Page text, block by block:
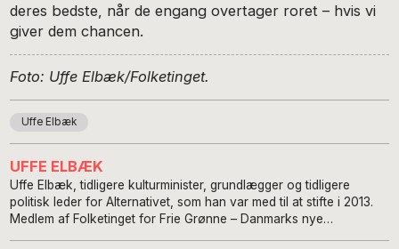
deres bedste, når de engang overtager roret – hvis vi
giver dem chancen.
Foto: Uffe Elbæk/Folketinget.
Uffe Elbæk
UFFE ELBÆK
Uffe Elbæk, tidligere kulturminister, grundlægger og tidligere
politisk leder for Alternativet, som han var med til at stifte i 2013.
Medlem af Folketinget for Frie Grønne – Danmarks nye